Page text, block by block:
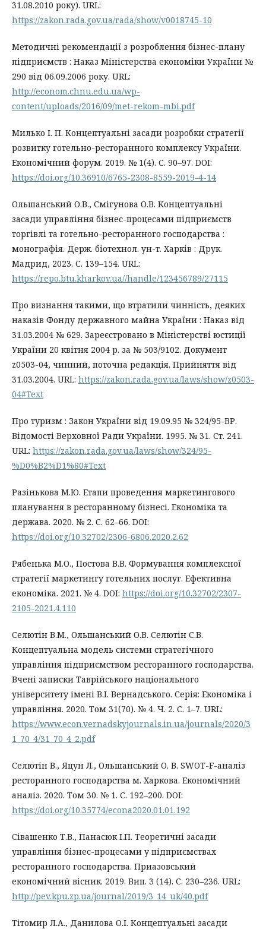
31.08.2010 року). URL:
https://zakon.rada.gov.ua/rada/show/v0018745-10
Методичні рекомендації з розроблення бізнес-плану
підприємств : Наказ Міністерства економіки України №
290 від 06.09.2006 року. URL:
http://econom.chnu.edu.ua/wp-
content/uploads/2016/09/met-rekom-mbi.pdf
Милько І. П. Концептуальні засади розробки стратегії
розвитку готельно-ресторанного комплексу України.
Економічний форум. 2019. № 1(4). С. 90–97. DOI:
https://doi.org/10.36910/6765-2308-8559-2019-4-14
Ольшанський О.В., Смігунова О.В. Концептуальні
засади управління бізнес-процесами підприємств
торгівлі та готельно-ресторанного господарства :
монографія. Держ. біотехнол. ун-т. Харків : Друк.
Мадрид, 2023. С. 139–154. URL:
https://repo.btu.kharkov.ua//handle/123456789/27115
Про визнання такими, що втратили чинність, деяких
наказів Фонду державного майна України : Наказ від
31.03.2004 № 629. Зареєстровано в Міністерстві юстиції
України 20 квітня 2004 р. за № 503/9102. Документ
z0503-04, чинний, поточна редакція. Прийняття від
31.03.2004. URL: https://zakon.rada.gov.ua/laws/show/z0503-
04#Text
Про туризм : Закон України від 19.09.95 № 324/95-ВР.
Відомості Верховної Ради України. 1995. № 31. Ст. 241.
URL: https://zakon.rada.gov.ua/laws/show/324/95-
%D0%B2%D1%80#Text
Разінькова М.Ю. Етапи проведення маркетингового
планування в ресторанному бізнесі. Економіка та
держава. 2020. № 2. С. 62–66. DOI:
https://doi.org/10.32702/2306-6806.2020.2.62
Рябенька М.О., Постова В.В. Формування комплексної
стратегії маркетингу готельних послуг. Ефективна
економіка. 2021. № 4. DOI: https://doi.org/10.32702/2307-
2105-2021.4.110
Селютін В.М., Ольшанський О.В. Селютін С.В.
Концептуальна модель системи стратегічного
управління підприємством ресторанного господарства.
Вчені записки Таврійського національного
університету імені В.І. Вернадського. Серія: Економіка і
управління. 2020. Том 31(70). № 4. Ч. 2. С. 1–7. URL:
https://www.econ.vernadskyjournals.in.ua/journals/2020/3
1_70_4/31_70_4_2.pdf
Селютін В., Яцун Л., Ольшанський О. В. SWOT-F-аналіз
ресторанного господарства м. Харкова. Економічний
аналіз. 2020. Том 30. № 1. С. 192–200. DOI:
https://doi.org/10.35774/econa2020.01.01.192
Cівашенко Т.В., Панасюк І.П. Теоретичні засади
управління бізнес-процесами у підприємствах
ресторанного господарства. Приазовський
економічний вісник. 2019. Вип. 3 (14). С. 230–236. URL:
http://pev.kpu.zp.ua/journal/2019/3_14_uk/40.pdf
Тітомир Л.А., Данилова О.І. Концептуальні засади